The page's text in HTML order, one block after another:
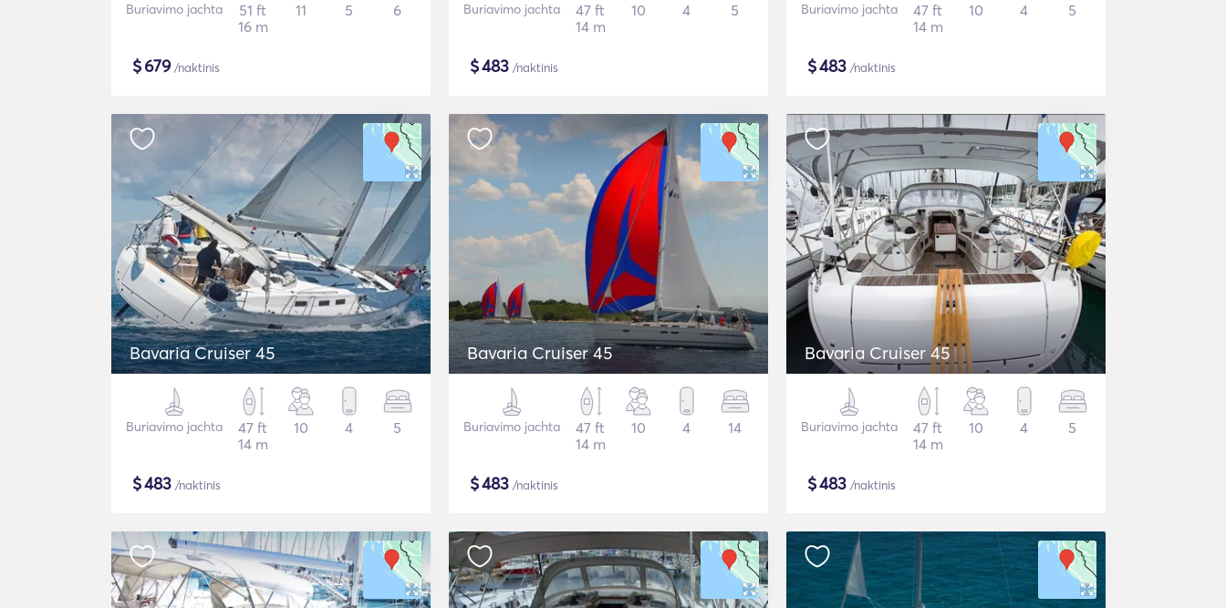
Buriavimo jachta
51 ft
16 m
11 5 6
$679/naktinis
Buriavimo jachta
47 ft
14 m
10 4 5
$483 /naktinis
Buriavimo jachta
47 ft
14 m
10 4 5
$483 /naktinis
Bavaria Cruiser 45
Buriavimo jachta
47 ft
14 m
10 4 5
$483 /naktinis
Bavaria Cruiser 45
Buriavimo jachta
47 ft
14 m
10 4 14
$483 /naktinis
Bavaria Cruiser 45
Buriavimo jachta
47 ft
14 m
10 4 5
$483 /naktinis